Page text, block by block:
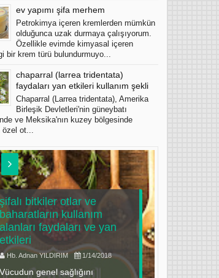
ev yapımı şifa merhem
Petrokimya içeren kremlerden mümkün
olduğunca uzak durmaya çalışıyorum.
Özellikle evimde kimyasal içeren
bir krem türü bulundurmuyo...
chaparral (larrea tridentata)
faydaları yan etkileri kullanım şekli
Chaparral (Larrea tridentata), Amerika
Birleşik Devletleri'nin güneybatı
ve Meksika'nın kuzey bölgesinde
ot...
şifalı bitkiler otlar ve
baharatların kullanım
alanları faydaları ve yan
etkileri
Hb. Adnan YILDIRIM 1/14/2018
Vücudun genel sağlığını